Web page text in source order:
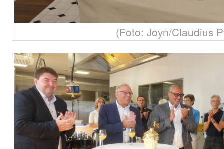
(Foto: Joyn/Claudius